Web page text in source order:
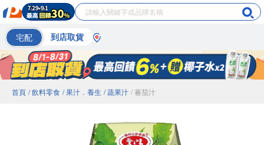
宅配 到店取貨
首頁 / 飲料零食 / 果汁．養生 / 蔬果汁 / 蕃茄汁